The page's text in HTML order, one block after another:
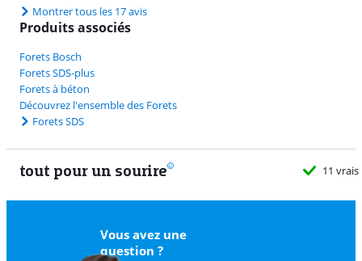
Montrer tous les 17 avis
Produits associés
Forets Bosch
Forets SDS-plus
Forets à béton
Découvrez l'ensemble des Forets
Forets SDS
tout pour un sourire 11
Vous avez une
question ?